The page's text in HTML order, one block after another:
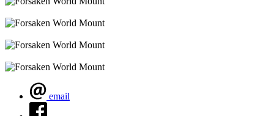
email